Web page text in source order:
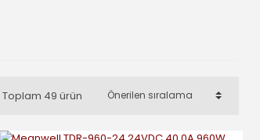
Toplam 49 ürün